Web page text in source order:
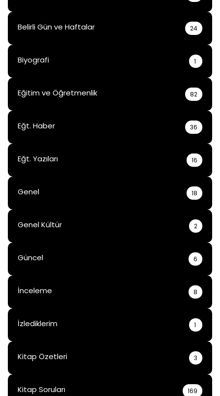
Belirli Gün ve Haftalar 24
Biyografi 1
Eğitim ve Öğretmenlik 82
Eğt. Haber 36
Eğt. Yazıları 16
Genel 18
Genel Kültür 2
Güncel 6
İnceleme 8
İzlediklerim 1
Kitap Özetleri 3
Kitap Soruları 169